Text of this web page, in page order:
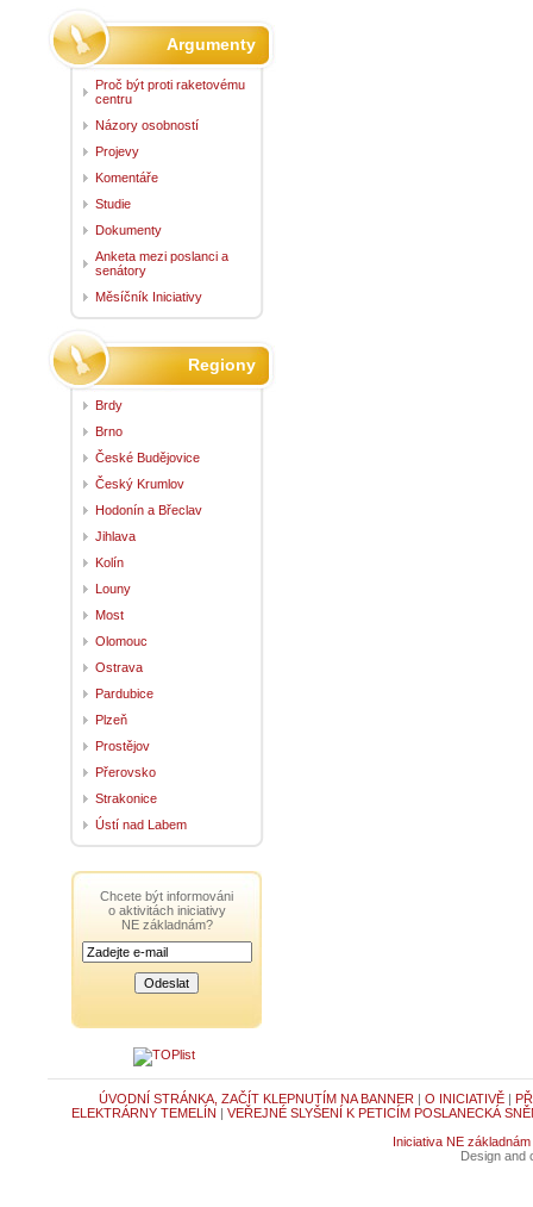
Argumenty
Proč být proti raketovému
centru
Názory osobností
Projevy
Komentáře
Studie
Dokumenty
Anketa mezi poslanci a
senátory
Měsíčník Iniciativy
Regiony
Brdy
Brno
České Budějovice
Český Krumlov
Hodonín a Břeclav
Jihlava
Kolín
Louny
Most
Olomouc
Ostrava
Pardubice
Plzeň
Prostějov
Přerovsko
Strakonice
Ústí nad Labem
Chcete být informováni
o aktivitách iniciativy
NE základnám?
ÚVODNÍ STRÁNKA, ZAČÍT KLEPNUTÍM NA BANNER | O INICIATIVĚ|
ELEKTRÁRNY TEMELÍN | VEŘEJNÉ SLYŠENÍ K PETICÍM POSLANECKÁ
Iniciativa NE základnám
Design and